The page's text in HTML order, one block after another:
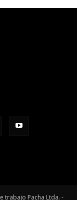
trabajo Pacha Ltda. -